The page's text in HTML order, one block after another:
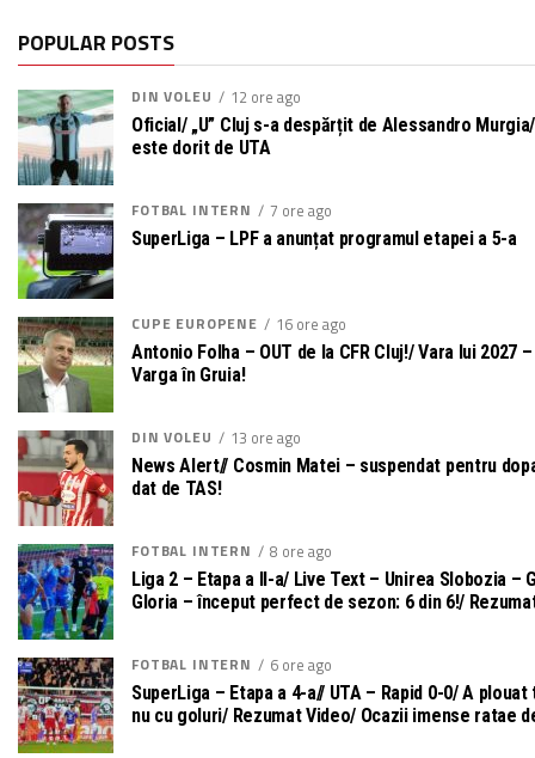
POPULAR POSTS
DIN VOLEU 12 ore ago
Oficial/ „U” Cluj s-a despărțit de Alessandro
este dorit de UTA
FOTBAL INTERN 7 ore ago
SuperLiga – LPF a anunțat programul etapei a 5-a
CUPE EUROPENE 16 ore ago
Antonio Folha – OUT de la CFR Cluj!/ Vara lui 2027
Varga în Gruia!
DIN VOLEU 13 ore ago
News Alert// Cosmin Matei – suspendat pentru
dat de TAS!
FOTBAL INTERN 8 ore ago
Liga 2 – Etapa a II-a/ Live Text – Unirea Slobozia –
Gloria – început perfect de sezon: 6 din 6!/
FOTBAL INTERN 6 ore ago
SuperLiga – Etapa a 4-a// UTA – Rapid 0-0/ A
nu cu goluri/ Rezumat Video/ Ocazii imense ratae